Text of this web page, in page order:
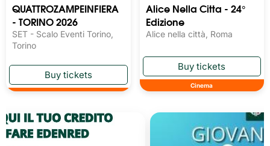
QUATTROZAMPEINFIERA
- TORINO 2026
SET - Scalo Eventi Torino,
Torino
Alice Nella Citta - 24°
Edizione
Alice nella città, Roma
Cinema